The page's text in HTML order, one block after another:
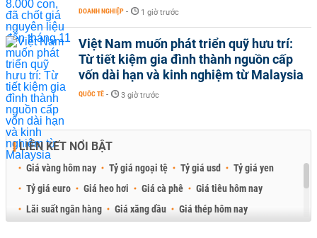
DOANH NGHIỆP - 1 giờ trước
Việt Nam muốn phát triển quỹ hưu trí:
Từ tiết kiệm gia đình thành nguồn cấp
vốn dài hạn và kinh nghiệm từ Malaysia
QUỐC TẾ - 3 giờ trước
LIÊN KẾT NỔI BẬT
Giá vàng hôm nay Tỷ giá ngoại tệ Tỷ giá usd
Tỷ giá yen
Tỷ giá euro
Giá heo hơi Giá cà phê
Giá tiêu hôm nay
Lãi suất ngân hàng
Giá xăng dầu
Giá thép hôm nay